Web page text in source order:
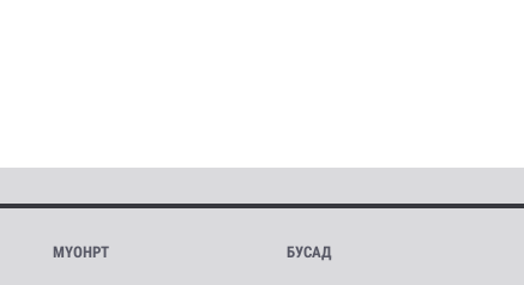
МҮОНРТ БУСАД